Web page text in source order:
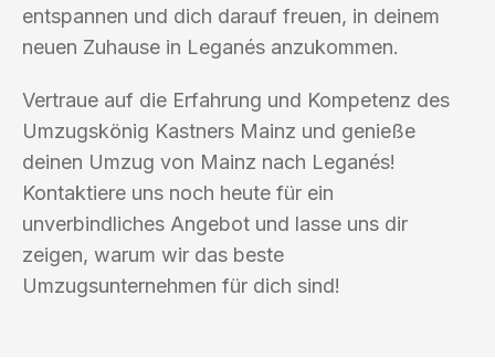
entspannen und dich darauf freuen, in deinem
neuen Zuhause in Leganés anzukommen.
Vertraue auf die Erfahrung und Kompetenz des
Umzugskönig Kastners Mainz und genieße
deinen Umzug von Mainz nach Leganés!
Kontaktiere uns noch heute für ein
unverbindliches Angebot und lasse uns dir
zeigen, warum wir das beste
Umzugsunternehmen für dich sind!